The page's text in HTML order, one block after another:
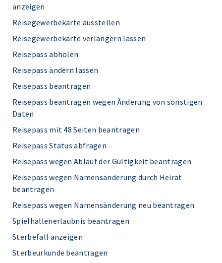
anzeigen
Reisegewerbekarte ausstellen
Reisegewerbekarte verlängern lassen
Reisepass abholen
Reisepass ändern lassen
Reisepass beantragen
Reisepass beantragen wegen Änderung von sonstigen
Daten
Reisepass mit 48 Seiten beantragen
Reisepass Status abfragen
Reisepass wegen Ablauf der Gültigkeit beantragen
Reisepass wegen Namensänderung durch Heirat
beantragen
Reisepass wegen Namensänderung neu beantragen
Spielhallenerlaubnis beantragen
Sterbefall anzeigen
Sterbeurkunde beantragen